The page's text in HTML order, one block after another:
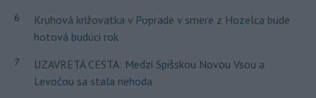
6
Kruhová križovatka v Poprade v smere z Hozelca bude
hotová budúci rok
7
UZAVRETÁ CESTA: Medzi Spišskou Novou Vsou a
Levočou sa stala nehoda